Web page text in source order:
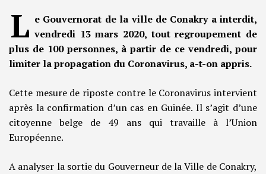
L e Gouvernorat de la ville de Conakry a interdit,
vendredi 13 mars 2020, tout regroupement de
plus de 100 personnes, à partir de ce vendredi, pour
limiter la propagation du Coronavirus, a-t-on appris.
Cette mesure de riposte contre le Coronavirus intervient
après la confirmation d’un cas en Guinée. Il s’agit d’une
citoyenne belge de 49 ans qui travaille à l’Union
Européenne.
A analyser la sortie du Gouverneur de la Ville de Conakry,